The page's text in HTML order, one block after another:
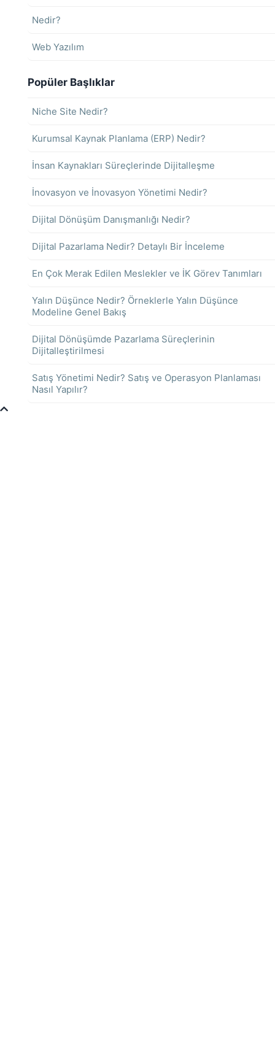
Nedir?
Web Yazılım
Popüler Başlıklar
Niche Site Nedir?
Kurumsal Kaynak Planlama (ERP) Nedir?
İnsan Kaynakları Süreçlerinde Dijitalleşme
İnovasyon ve İnovasyon Yönetimi Nedir?
Dijital Dönüşüm Danışmanlığı Nedir?
Dijital Pazarlama Nedir? Detaylı Bir İnceleme
En Çok Merak Edilen Meslekler ve İK Görev Tanımları
Yalın Düşünce Nedir? Örneklerle Yalın Düşünce
Modeline Genel Bakış
Dijital Dönüşümde Pazarlama Süreçlerinin
Dijitalleştirilmesi
Satış Yönetimi Nedir? Satış ve Operasyon Planlaması
Nasıl Yapılır?